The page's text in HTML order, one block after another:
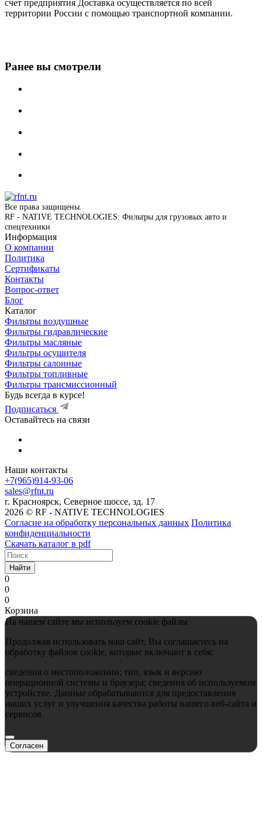
счет предприятия Доставка осуществляется по всей
территории России с помощью транспортной компании.
Ранее вы смотрели
Все права защищены.
RF - NATIVE TECHNOLOGIES: Фильтры для грузовых авто и
спецтехники
Информация
О компании
Политика
Сертификаты
Контакты
Вопрос-ответ
Блог
Каталог
Фильтры воздушные
Фильтры гидравлические
Фильтры масляные
Фильтры осушителя
Фильтры салонные
Фильтры топливные
Фильтры трансмиссионный
Будь всегда в курсе!
Подписаться
Оставайтесь на связи
Наши контакты
+7(965)914-93-06
sales@rfnt.ru
г. Красноярск, Северное шоссе, зд. 17
2026 © RF - NATIVE TECHNOLOGIES
Согласие на обработку персональных данных Политика
конфиденциальности
Скачать каталог в pdf
Найти
0
0
0
Корзина
На нашем сайте мы используем cookie файлы
Продолжая использовать наш сайт, Вы соглашаетесь на
обработку файлов cookie, которые включают в себя:
сведения о местоположении; тип, язык и версию
операционной системы и браузера; сведения об используемом
устройстве. Данные обрабатываются для предоставления
наших услуг и улучшения качества работы нашего веб-сайта и
сервисов.
Согласен